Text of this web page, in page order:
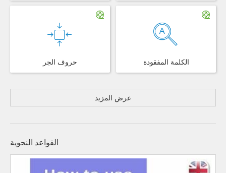
حروف الجر الكلمة المفقودة
عرض المزيد
القواعد النحوية